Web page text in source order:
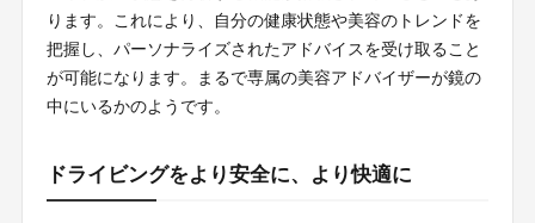
ります。これにより、自分の健康状態や美容のトレンドを
把握し、パーソナライズされたアドバイスを受け取ること
が可能になります。まるで専属の美容アドバイザーが鏡の
中にいるかのようです。
ドライビングをより安全に、より快適に